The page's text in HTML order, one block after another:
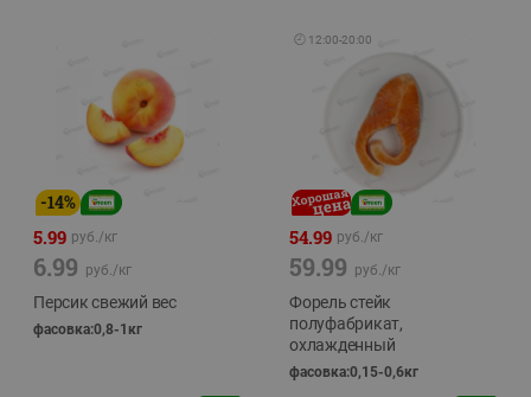
-14%
5.99 руб./кг
6.99 руб./кг
Персик свежий вес
фасовка:0,8-1кг
🕘 12:00-20:00
54.99 руб./кг
59.99 руб./кг
Форель стейк
полуфабрикат,
охлажденный
фасовка:0,15-0,6кг